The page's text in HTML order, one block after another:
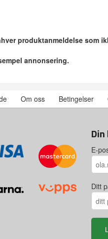
produktanmeldelse som
annonsering.
Om oss Betingelser
E-
Ditt